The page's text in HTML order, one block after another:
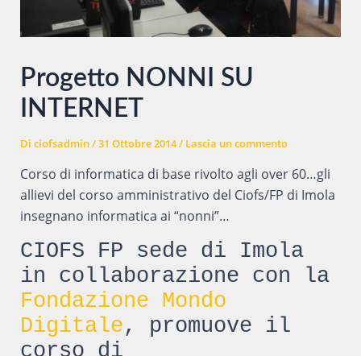
Progetto NONNI SU
INTERNET
Di ciofsadmin/31 Ottobre 2014/ Lascia un commento
Corso di informatica di base rivolto agli over 60…gli
allievi del corso amministrativo del Ciofs/FP di Imola
insegnano informatica ai “nonni”…
CIOFS FP sede di Imola
in collaborazione con la
Fondazione Mondo
Digitale, promuove il
corso di